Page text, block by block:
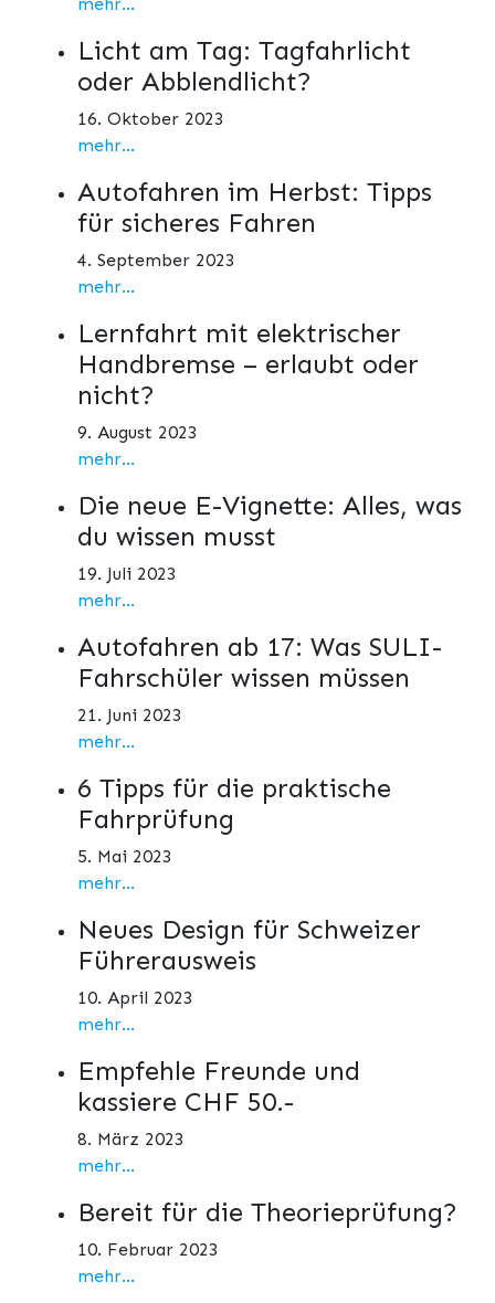
Licht am Tag: Tagfahrlicht
oder Abblendlicht?
16. Oktober 2023
mehr...
Autofahren im Herbst: Tipps
für sicheres Fahren
4. September 2023
mehr...
Lernfahrt mit elektrischer
Handbremse – erlaubt oder
nicht?
9. August 2023
mehr...
Die neue E-Vignette: Alles, was
du wissen musst
19. Juli 2023
mehr...
Autofahren ab 17: Was SULI-
Fahrschüler wissen müssen
21. Juni 2023
mehr...
6 Tipps für die praktische
Fahrprüfung
5. Mai 2023
mehr...
Neues Design für Schweizer
Führerausweis
10. April 2023
mehr...
Empfehle Freunde und
kassiere CHF 50.-
8. März 2023
mehr...
Bereit für die Theorieprüfung?
10. Februar 2023
mehr...